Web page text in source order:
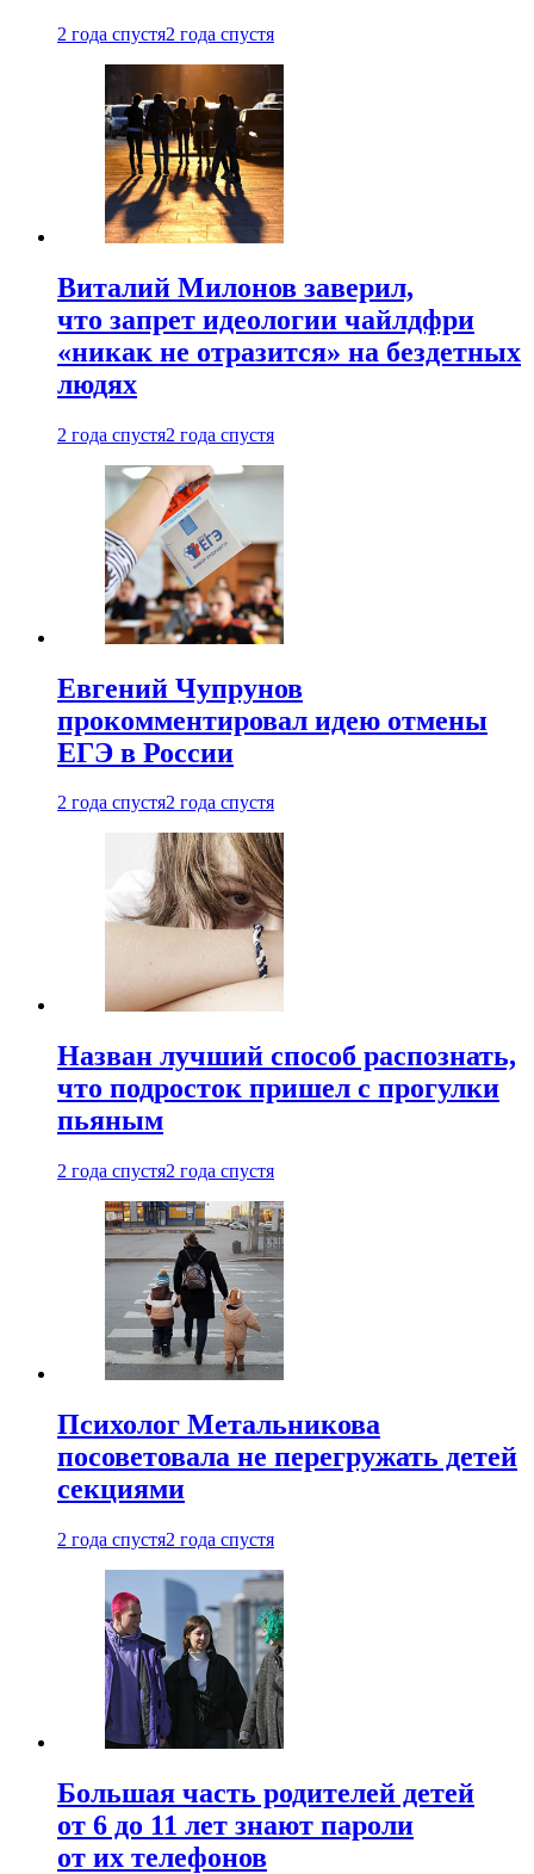
2 года спустя2 года спустя
Виталий Милонов заверил,
что запрет идеологии чайлдфри
«никак не отразится» на бездетных
людях
2 года спустя2 года спустя
Евгений Чупрунов
прокомментировал идею отмены
ЕГЭ в России
2 года спустя2 года спустя
Назван лучший способ распознать,
что подросток пришел с прогулки
пьяным
2 года спустя2 года спустя
Психолог Метальникова
посоветовала не перегружать детей
секциями
2 года спустя2 года спустя
Большая часть родителей детей
от 6 до 11 лет знают пароли
от их телефонов